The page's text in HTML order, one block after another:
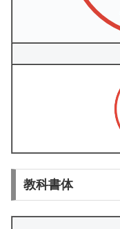
教科書体